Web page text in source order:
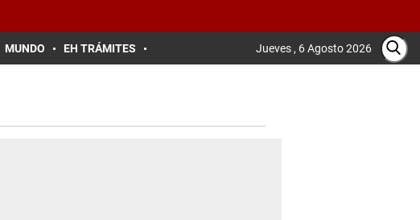
MUNDO EH TRÁMITES Jueves , 6 Agosto 2026